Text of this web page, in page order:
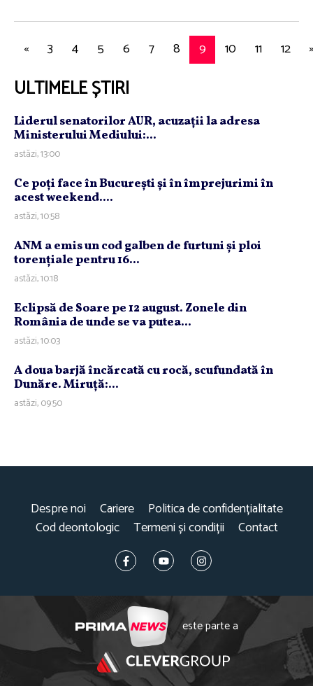
« 3 4 5 6 7 8 9 10 11 12
ULTIMELE ȘTIRI
Liderul senatorilor AUR, acuzaţii la adresa
Ministerului Mediului:...
astăzi, 13:00
Ce poţi face în Bucureşti şi în împrejurimi în
acest weekend....
astăzi, 10:58
ANM a emis un cod galben de furtuni şi ploi
torenţiale pentru 16...
astăzi, 10:18
Eclipsă de Soare pe 12 august. Zonele din
România de unde se va putea...
astăzi, 10:03
A doua barjă încărcată cu rocă, scufundată în
Dunăre. Miruţă:...
astăzi, 09:50
Despre noi Cariere
Politica de confidențialitate
Cod deontologic
Termeni și condiții Contact
este parte a